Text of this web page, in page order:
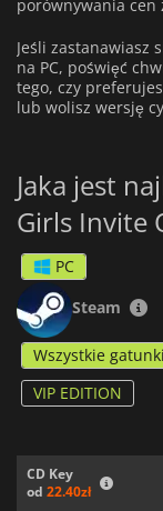
porównywania cen
Jeśli zastanawiasz
na PC, poświęć
tego, czy
lub wolisz wersję
Jaka jest
Girls Invite
PC
Steam
Wszystkie gatunki
VIP EDITION
CD Key
od 22.40zł